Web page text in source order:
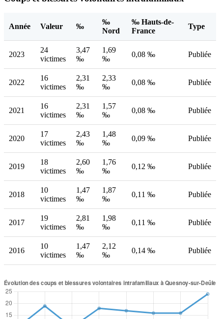
Année Valeur ‰
‰
Nord
‰ Hauts-de-
France
Type
2023
24
victimes
3,47
‰
1,69
‰
0,08 ‰ Publiée
2022
16
victimes
2,31
‰
2,33
‰
0,08 ‰ Publiée
2021
16
victimes
2,31
‰
1,57
‰
0,08 ‰ Publiée
2020
17
victimes
2,43
‰
1,48
‰
0,09 ‰ Publiée
2019
18
victimes
2,60
‰
1,76
‰
0,12 ‰ Publiée
2018
10
victimes
1,47
‰
1,87
‰
0,11 ‰ Publiée
2017
19
victimes
2,81
‰
1,98
‰
0,11 ‰ Publiée
2016
10
victimes
1,47
‰
2,12
‰
0,14 ‰ Publiée